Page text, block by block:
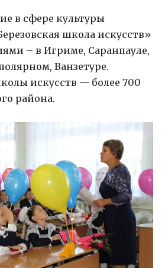
в сфере культуры
школа искусств»
– в Игриме, Саранпауле,
Ванзетуре.
искусств — более 700
района.